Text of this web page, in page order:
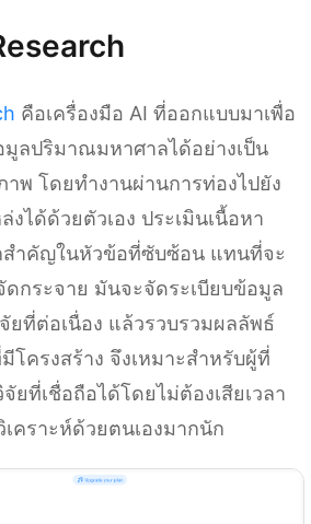
คือเครื่องมือ AI ที่ออกแบบมาเพื่อ
ลปริมาณมหาศาลได้อย่างเป็น
พ โดยทำงานผ่านการท่องไปยัง
ได้ด้วยตัวเอง ประเมินเนื้อหา
สำคัญในหัวข้อที่ซับซ้อน แทนที่จะ
กระจาย มันจะจัดระเบียบข้อมูล
ยที่ต่อเนื่อง แล้วรวบรวมผลลัพธ์
โครงสร้าง จึงเหมาะสำหรับผู้ที่
ยที่เชื่อถือได้โดยไม่ต้องเสียเวลา
คราะห์ด้วยตนเองมากนัก